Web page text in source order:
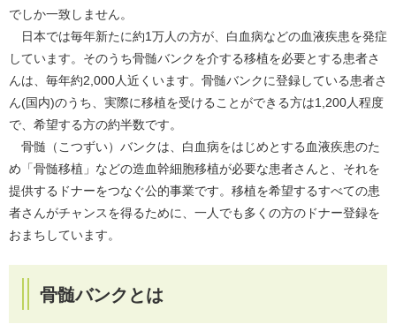
でしか一致しません。
日本では毎年新たに約1万人の方が、白血病などの血液疾患を発症
しています。そのうち骨髄バンクを介する移植を必要とする患者さ
んは、毎年約2,000人近くいます。骨髄バンクに登録している患者さ
ん(国内)のうち、実際に移植を受けることができる方は1,200人程度
で、希望する方の約半数です。
骨髄（こつずい）バンクは、白血病をはじめとする血液疾患のた
め「骨髄移植」などの造血幹細胞移植が必要な患者さんと、それを
提供するドナーをつなぐ公的事業です。移植を希望するすべての患
者さんがチャンスを得るために、一人でも多くの方のドナー登録を
おまちしています。
骨髄バンクとは